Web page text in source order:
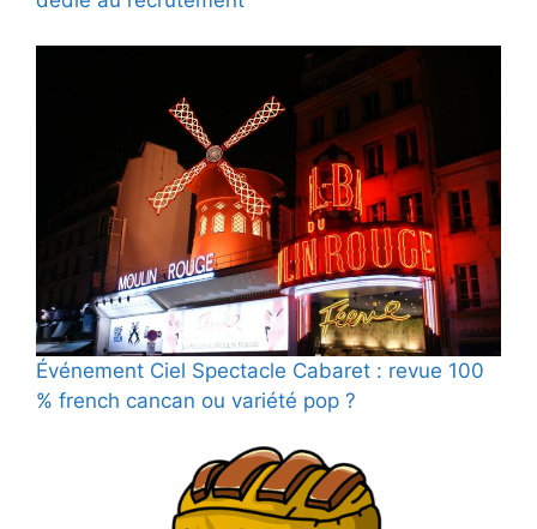
Événement Ciel Spectacle Cabaret : revue 100
% french cancan ou variété pop ?